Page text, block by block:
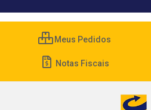
Meus Pedidos
Notas Fiscais